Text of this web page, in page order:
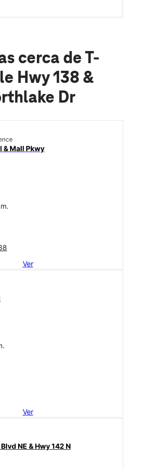
cerca de T-
Hwy 138 &
Dr
& Mall Pkwy
Ver
Ver
NE & Hwy 142 N